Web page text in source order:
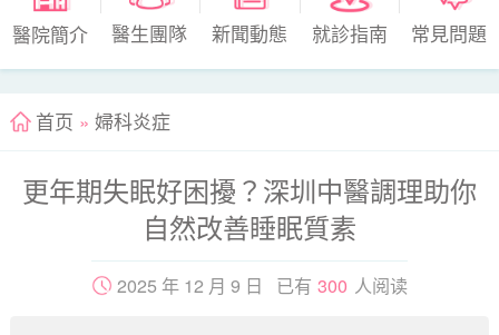
醫院簡介 醫生團隊 新聞動態 就診指南 常見問題
首页 »婦科炎症
更年期失眠好困擾？深圳中醫調理助你
自然改善睡眠質素
2025 年 12 月 9 日 已有 300 人阅读